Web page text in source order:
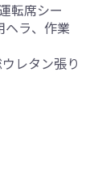
転席シー
ヘラ、作業
レタン張り